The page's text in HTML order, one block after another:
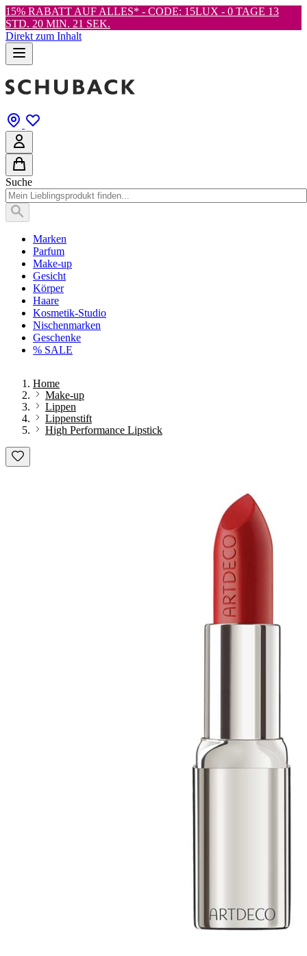
15% RABATT AUF ALLES* - CODE: 15LUX - 0 TAGE 13
STD. 20 MIN. 19 SEK.
Direkt zum Inhalt
Suche
Marken
Parfum
Make-up
Gesicht
Körper
Haare
Kosmetik-Studio
Nischenmarken
Geschenke
% SALE
Home
Make-up
Lippen
Lippenstift
High Performance Lipstick